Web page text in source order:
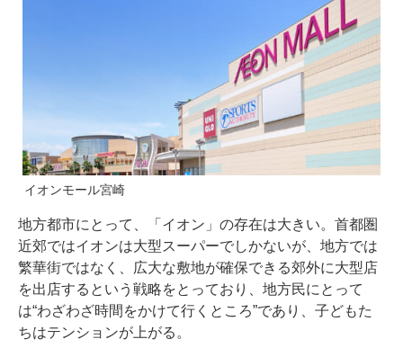
イオンモール宮崎
地方都市にとって、「イオン」の存在は大きい。首都圏
近郊ではイオンは大型スーパーでしかないが、地方では
繁華街ではなく、広大な敷地が確保できる郊外に大型店
を出店するという戦略をとっており、地方民にとって
は“わざわざ時間をかけて行くところ”であり、子どもた
ちはテンションが上がる。